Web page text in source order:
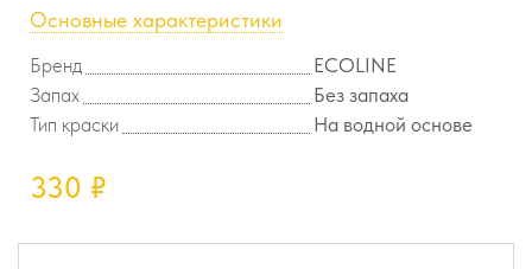
Основные характеристики
Бренд
ECOLINE
Запах
Без запаха
Тип краски
На водной основе
330 ₽